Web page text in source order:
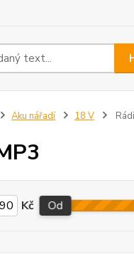
Aku nářadí 18 V
Kč Od